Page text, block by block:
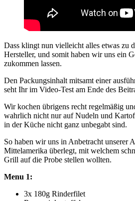
Dass klingt nun vielleicht alles etwas zu
Hersteller, und somit haben wir uns ein
zukommen lassen.
Den Packungsinhalt mitsamt einer
seht Ihr im Video-Test am Ende des
Wir kochen übrigens recht regelmäßig
wahrlich nicht nur auf Nudeln und
in der Küche nicht ganz unbegabt sind.
So haben wir uns in Anbetracht unserer
Mittelamerika überlegt, mit welchem
Grill auf die Probe stellen wollten.
Menu 1:
3x 180g Rinderfilet